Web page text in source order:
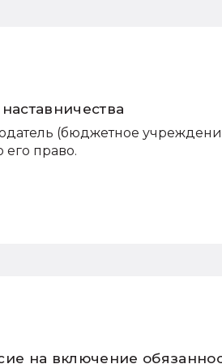
(бюджетное
его право.
на включение